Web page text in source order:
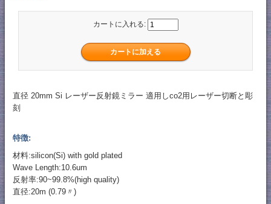
カートに入れる:
直径 20mm Si レーザー反射鏡ミラー 適用しco2用レーザー切断と彫
刻
特徴:
材料:silicon(Si) with gold plated
Wave Length:10.6um
反射率:90~99.8%(high quality)
直径:20m (0.79〃)